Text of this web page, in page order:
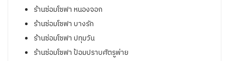
ร้านซ่อมโซฟา หนองจอก
ร้านซ่อมโซฟา บางรัก
ร้านซ่อมโซฟา ปทุมวัน
ร้านซ่อมโซฟา ป้อมปราบศัตรูพ่าย